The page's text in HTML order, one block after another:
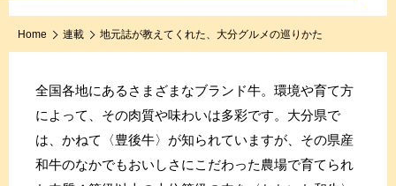
Home 連載 地元誌が教えてくれた、大分グルメの巡りかた
全国各地にあるさまざまなブランド牛。環境や育て方
によって、その肉質や味わいは多彩です。大分県で
は、かねて〈豊後牛〉が知られていますが、その県産
和牛のなかでもおいしさにこだわった農場で育てられ